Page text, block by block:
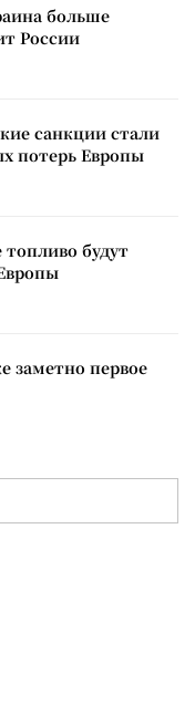
больше
России
санкции стали
потерь Европы
топливо будут
заметно первое